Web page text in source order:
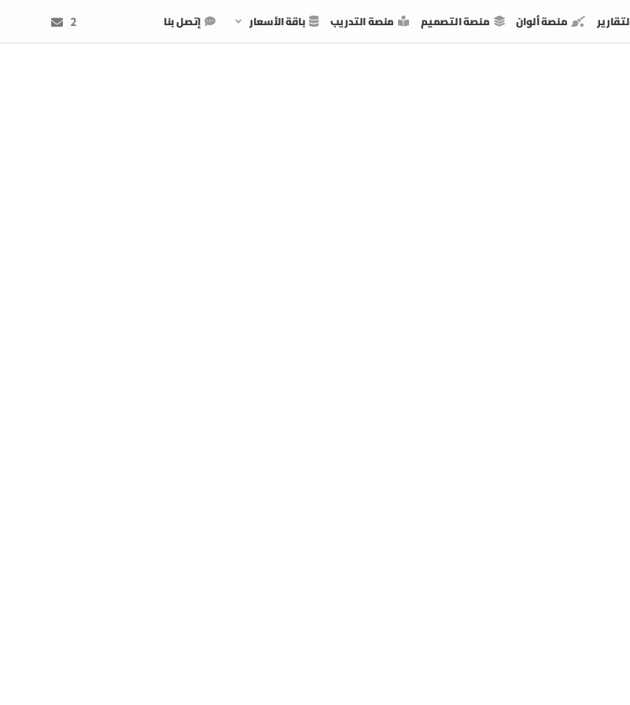
منصة ألوان منصة التصميم منصة التدريب باقة الأسعار إتصل بنا 2